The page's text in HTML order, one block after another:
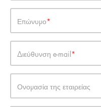
Επώνυμο
Διεύθυνση e-mail
Ονομασία της εταιρείας